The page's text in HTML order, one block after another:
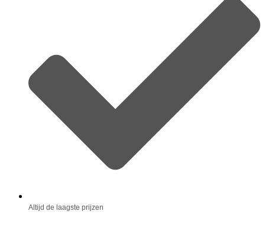
Altijd de laagste prijzen